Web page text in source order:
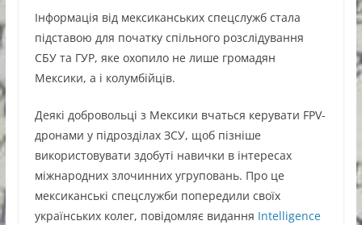
Інформація від мексиканських спецслужб стала
підставою для початку спільного розслідування
СБУ та ГУР, яке охопило не лише громадян
Мексики, а і колумбійців.
Деякі добровольці з Мексики вчаться керувати FPV-
дронами у підрозділах ЗСУ, щоб пізніше
використовувати здобуті навички в інтересах
міжнародних злочинних угруповань. Про це
мексиканські спецслужби попередили своїх
українських колег, повідомляє видання Intelligence